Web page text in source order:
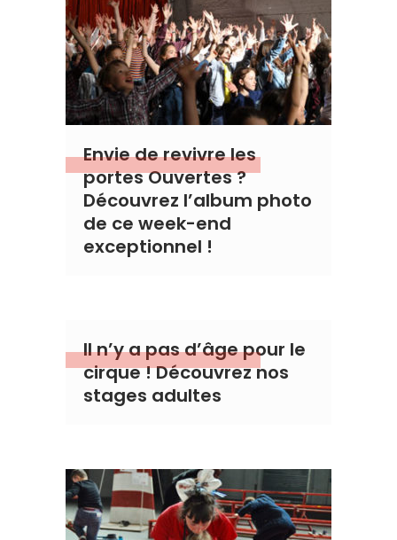
Envie de revivre les
portes Ouvertes ?
Découvrez l’album photo
de ce week-end
exceptionnel !
Il n’y a pas d’âge pour le
cirque ! Découvrez nos
stages adultes